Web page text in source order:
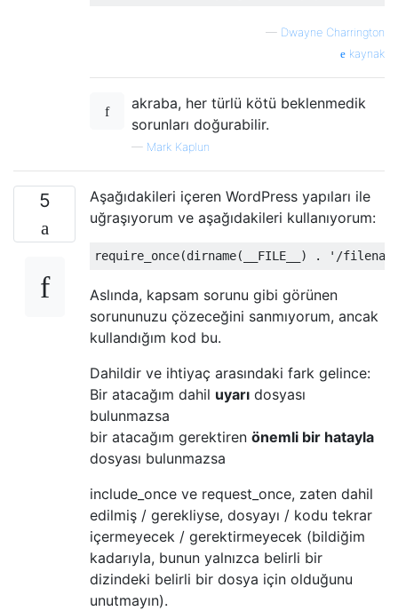
— Dwayne Charrington
kaynak
akraba, her türlü kötü beklenmedik
sorunları doğurabilir.
— Mark Kaplun
5
Aşağıdakileri içeren WordPress yapıları ile
uğraşıyorum ve aşağıdakileri kullanıyorum:
require_once(dirname( __FILE__ ) . '/
Aslında, kapsam sorunu gibi görünen
sorununuzu çözeceğini sanmıyorum, ancak
kullandığım kod bu.
Dahildir ve ihtiyaç arasındaki fark gelince:
Bir atacağım dahil uyarı dosyası
bulunmazsa
bir atacağım gerektiren önemli bir hatayla
dosyası bulunmazsa
include_once ve request_once, zaten dahil
edilmiş / gerekliyse, dosyayı / kodu tekrar
içermeyecek / gerektirmeyecek (bildiğim
kadarıyla, bunun yalnızca belirli bir
dizindeki belirli bir dosya için olduğunu
unutmayın).